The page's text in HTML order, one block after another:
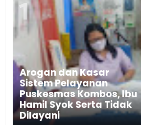
Arogan dan Kasar
Sistem Pelayanan
Puskesmas Kombos, Ibu
Hamil Syok Serta Tidak
Dilayani